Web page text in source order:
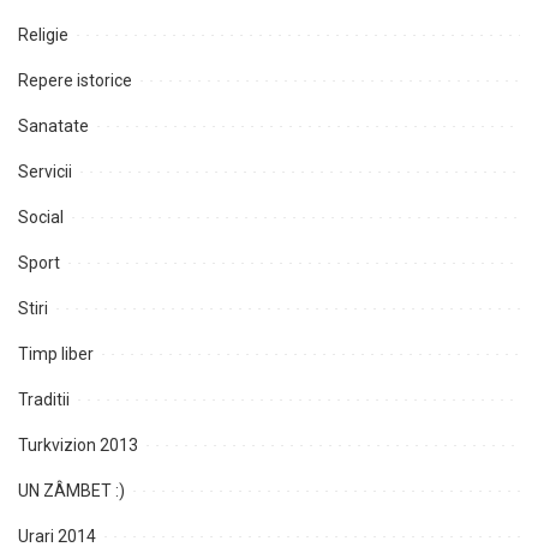
Religie
Repere istorice
Sanatate
Servicii
Social
Sport
Stiri
Timp liber
Traditii
Turkvizion 2013
UN ZÂMBET :)
Urari 2014